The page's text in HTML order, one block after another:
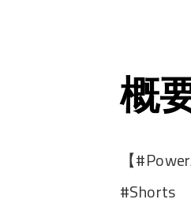
概
【
#Shorts